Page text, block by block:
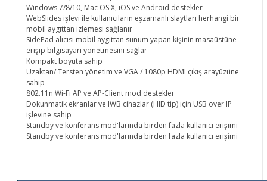
Windows 7/8/10, Mac OS X, iOS ve Android destekler
WebSlides işlevi ile kullanıcıların eşzamanlı slaytları herhangi bir
mobil aygıttan izlemesi sağlanır
SidePad alıcısı mobil aygıttan sunum yapan kişinin masaüstüne
erişip bilgisayarı yönetmesini sağlar
Kompakt boyuta sahip
Uzaktan/ Tersten yönetim ve VGA / 1080p HDMI çıkış arayüzüne
sahip
802.11n Wi-Fi AP ve AP-Client mod destekler
Dokunmatik ekranlar ve IWB cihazlar (HID tip) için USB over IP
işlevine sahip
Standby ve konferans mod'larında birden fazla kullanıcı erişimi
Standby ve konferans mod'larında birden fazla kullanıcı erişimi